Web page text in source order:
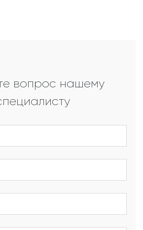
вопрос нашему